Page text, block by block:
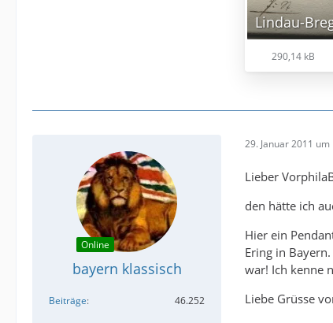
Lindau-
290,14 kB
Online
bayern klassisch
Beiträge 46.252
29. Januar 2011 um
Lieber
den hätte ich
Hier ein
Ering in
war! Ich kenne
Liebe Grüsse